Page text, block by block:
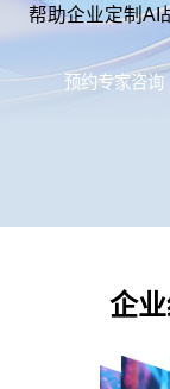
帮助企业定制
预约专家咨询
企